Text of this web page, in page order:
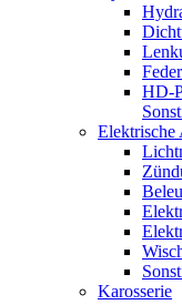
HD-
Elektrische
Karosserie